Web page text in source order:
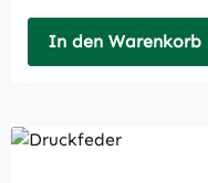
In den Warenkorb